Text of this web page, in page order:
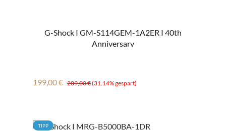
G-Shock I GM-S114GEM-1A2ER I 40th
Anniversary
Verkaufspreis:
199,00 € Regulärer Preis:
289,00 €(31.14% gespart)
TIPP